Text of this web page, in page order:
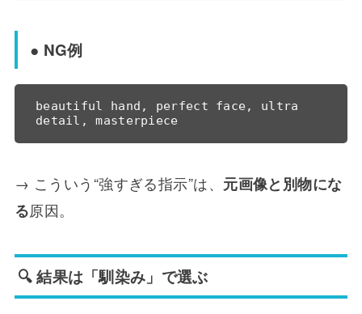
● NG例
beautiful hand, perfect face, ultra
→ こういう“強すぎる指示”は、 元画像と別物にな
る原因。
🔍 結果は「馴染み」で選ぶ